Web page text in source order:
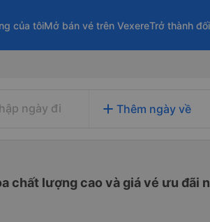
của tôiMở bán vé trên VexereTrở thành
ngày đi add Thêm ngày về
chất lượng cao và giá vé ưu đãi